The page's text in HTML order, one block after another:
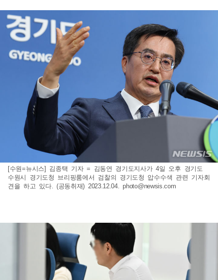
[수원=뉴시스] 김종택 기자 = 김동연 경기도지사가 4일 오후 경기도
수원시 경기도청 브리핑룸에서 검찰의 경기도청 압수수색 관련 기자회
견을 하고 있다. (공동취재) 2023.12.04.photo@newsis.com